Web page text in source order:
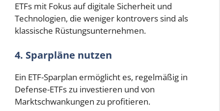
ETFs mit Fokus auf digitale Sicherheit und
Technologien, die weniger kontrovers sind als
klassische Rüstungsunternehmen.
4. Sparpläne nutzen
Ein ETF-Sparplan ermöglicht es, regelmäßig in
Defense-ETFs zu investieren und von
Marktschwankungen zu profitieren.